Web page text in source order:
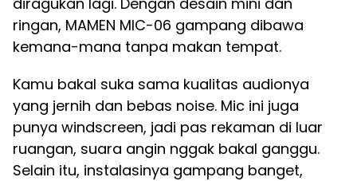
ringan, MAMEN MIC-06 gampang dibawa
kemana-mana tanpa makan tempat.
Kamu bakal suka sama kualitas audionya
yang jernih dan bebas noise. Mic ini juga
punya windscreen, jadi pas rekaman di luar
ruangan, suara angin nggak bakal ganggu.
Selain itu, instalasinya gampang banget,